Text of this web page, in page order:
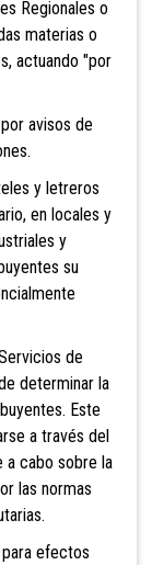
Regionales o
materias o
actuando "por
avisos de
y letreros
en locales y
y
su
de
determinar la
Este
a través del
a cabo sobre la
las normas
efectos